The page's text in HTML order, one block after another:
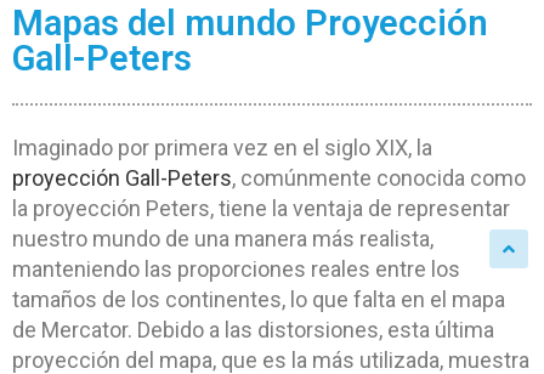
Mapas del mundo Proyección
Gall-Peters
Imaginado por primera vez en el siglo XIX, la
proyección Gall-Peters, comúnmente conocida como
la proyección Peters, tiene la ventaja de representar
nuestro mundo de una manera más realista,
manteniendo las proporciones reales entre los
tamaños de los continentes, lo que falta en el mapa
de Mercator. Debido a las distorsiones, esta última
proyección del mapa, que es la más utilizada, muestra